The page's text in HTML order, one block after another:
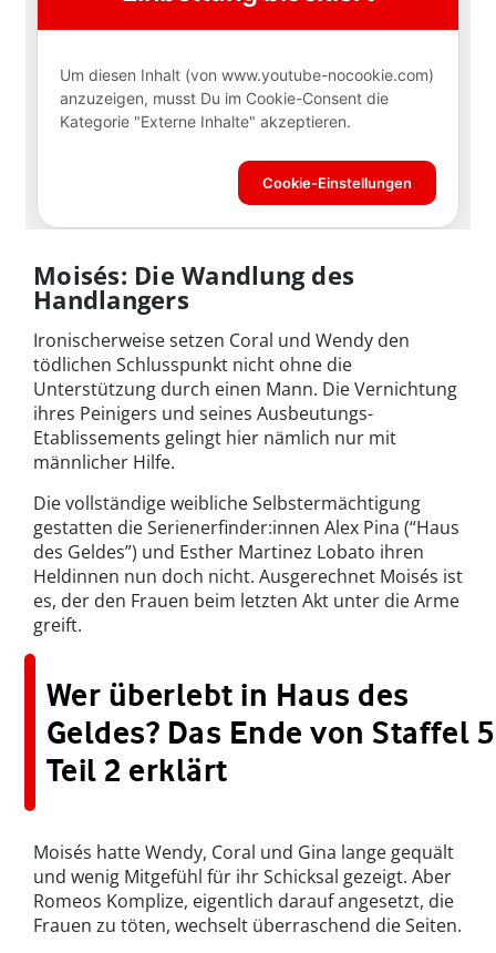
Moisés: Die Wandlung des
Handlangers
Ironischerweise setzen Coral und Wendy den
tödlichen Schlusspunkt nicht ohne die
Unterstützung durch einen Mann. Die Vernichtung
ihres Peinigers und seines Ausbeutungs-
Etablissements gelingt hier nämlich nur mit
männlicher Hilfe.
Die vollständige weibliche Selbstermächtigung
gestatten die Serienerfinder:innen Alex Pina (“Haus
des Geldes”) und Esther Martinez Lobato ihren
Heldinnen nun doch nicht. Ausgerechnet Moisés ist
es, der den Frauen beim letzten Akt unter die Arme
greift.
Wer überlebt in Haus des
Geldes? Das Ende von Staffel 5
Teil 2 erklärt
Moisés hatte Wendy, Coral und Gina lange gequält
und wenig Mitgefühl für ihr Schicksal gezeigt. Aber
Romeos Komplize, eigentlich darauf angesetzt, die
Frauen zu töten, wechselt überraschend die Seiten.